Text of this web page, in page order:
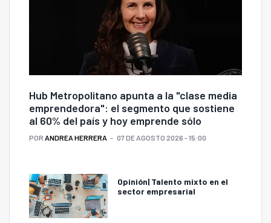
Hub Metropolitano apunta a la "clase media
emprendedora": el segmento que sostiene
al 60% del país y hoy emprende sólo
POR ANDREA HERRERA 07 DE AGOSTO 2026 - 15:00
Opinión| Talento mixto en el
sector empresarial